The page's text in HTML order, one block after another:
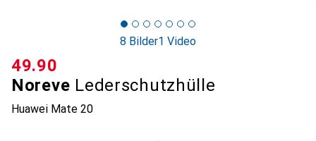
8 Bilder1 Video
Noreve Lederschutzhülle
Huawei Mate 20
CHF
49.90